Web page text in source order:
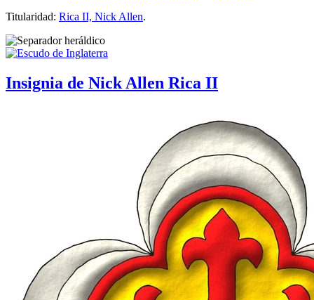
Titularidad: Rica II, Nick Allen.
Insignia de Nick Allen Rica II